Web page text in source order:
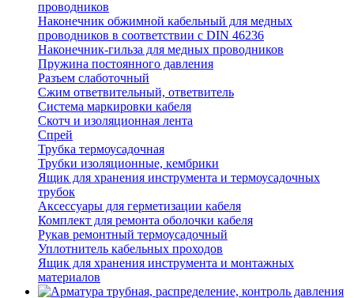
проводников
Наконечник обжимной кабельный для медных
проводников в соответствии с DIN 46236
Наконечник-гильза для медных проводников
Пружина постоянного давления
Разъем слаботочный
Сжим ответвительный, ответвитель
Система маркировки кабеля
Скотч и изоляционная лента
Спрей
Трубка термоусадочная
Трубки изоляционные, кембрики
Ящик для хранения инструмента и термоусадочных
трубок
Аксессуары для герметизации кабеля
Комплект для ремонта оболочки кабеля
Рукав ремонтный термоусадочный
Уплотнитель кабельных проходов
Ящик для хранения инструмента и монтажных
материалов